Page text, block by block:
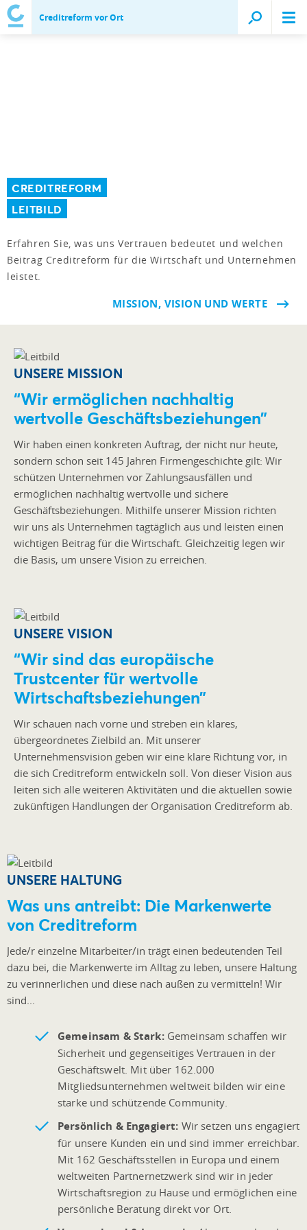
Creditreform vor Ort
CREDITREFORM
LEITBILD
Erfahren Sie, was uns Vertrauen bedeutet und welchen
Beitrag Creditreform für die Wirtschaft und Unternehmen
leistet.
MISSION, VISION UND WERTE
UNSERE MISSION
“Wir ermöglichen nachhaltig
wertvolle Geschäftsbeziehungen”
Wir haben einen konkreten Auftrag, der nicht nur heute,
sondern schon seit 145 Jahren Firmengeschichte gilt: Wir
schützen Unternehmen vor Zahlungsausfällen und
ermöglichen nachhaltig wertvolle und sichere
Geschäftsbeziehungen. Mithilfe unserer Mission richten
wir uns als Unternehmen tagtäglich aus und leisten einen
wichtigen Beitrag für die Wirtschaft. Gleichzeitig legen wir
die Basis, um unsere Vision zu erreichen.
UNSERE VISION
“Wir sind das europäische
Trustcenter für wertvolle
Wirtschaftsbeziehungen”
Wir schauen nach vorne und streben ein klares,
übergeordnetes Zielbild an. Mit unserer
Unternehmensvision geben wir eine klare Richtung vor, in
die sich Creditreform entwickeln soll. Von dieser Vision aus
leiten sich alle weiteren Aktivitäten und die aktuellen sowie
zukünftigen Handlungen der Organisation Creditreform ab.
UNSERE HALTUNG
Was uns antreibt: Die Markenwerte
von Creditreform
Jede/r einzelne Mitarbeiter/in trägt einen bedeutenden Teil
dazu bei, die Markenwerte im Alltag zu leben, unsere Haltung
zu verinnerlichen und diese nach außen zu vermitteln! Wir
sind...
Gemeinsam & Stark:Gemeinsam schaffen wir
Sicherheit und gegenseitiges Vertrauen in der
Geschäftswelt. Mit über 162.000
Mitgliedsunternehmen weltweit bilden wir eine
starke und schützende Community.
Persönlich & Engagiert: Wir setzen uns engagiert
für unsere Kunden ein und sind immer erreichbar.
Mit 162 Geschäftsstellen in Europa und einem
weltweiten Partnernetzwerk sind wir in jeder
Wirtschaftsregion zu Hause und ermöglichen eine
persönliche Beratung direkt vor Ort.